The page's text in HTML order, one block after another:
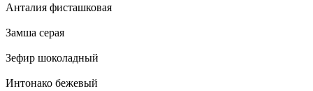
Анталия фисташковая
Замша серая
Зефир шоколадный
Интонако бежевый